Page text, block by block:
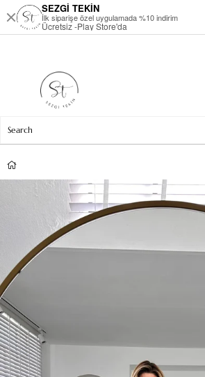
SEZGİ TEKİN
İlk siparişe özel uygulamada %10 indirim
Ücretsiz -Play Store'da